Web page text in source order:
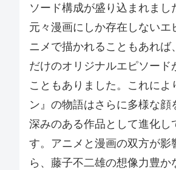
ソード構成が盛り込まれまし
元々漫画にしか存在しないエ
ニメで描かれることもあれば
だけのオリジナルエピソード
こともありました。これによ
ン』の物語はさらに多様な顔
深みのある作品として進化し
す。アニメと漫画の双方が影
ら、藤子不二雄の想像力豊か